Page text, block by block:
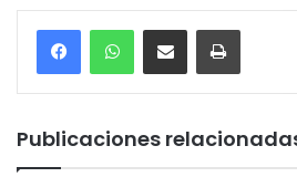
Compartir por correo electrónicoImprimir
Publicaciones